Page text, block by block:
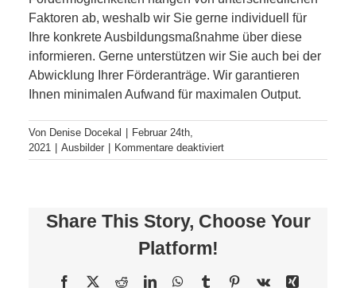
Faktoren ab, wes­halb wir Sie ger­ne indi­vi­du­ell für
Ihre kon­kre­te Ausbildungsmaßnahme über die­se
infor­mie­ren. Gerne unter­stüt­zen wir Sie auch bei der
Abwicklung Ihrer Förderanträge. Wir garan­tie­ren
Ihnen mini­ma­len Aufwand für maxi­ma­len Output.
Von Denise Docekal
Februar 24th,
2021
Ausbilder Kommentare deaktiviertfür
Gibt
Share This Story, Choose Your
Platform!
Facebook
X RedditLinkedInWhatsApp
TumblrPinterest
Vk
Xing